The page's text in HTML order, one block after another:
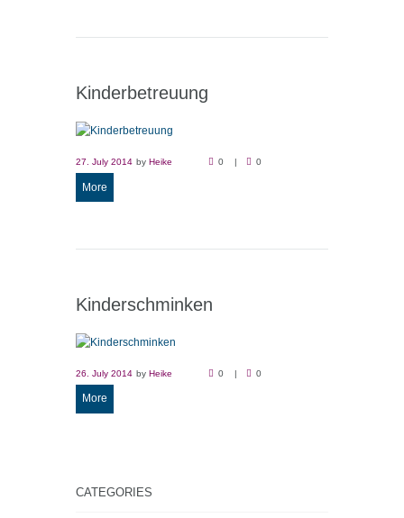
Kinderbetreuung
27. July 2014 by Heike 0 0
More
Kinderschminken
26. July 2014 by Heike 0 0
More
CATEGORIES